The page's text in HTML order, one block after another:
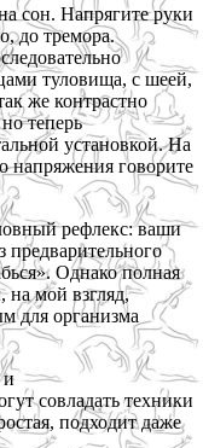
сон. Напрягите руки
до тремора.
туловища, с шеей,
же контрастно
теперь
установкой. На
напряжения говорите
рефлекс: ваши
предварительного
Однако полная
на мой взгляд,
для организма
и
совладать техники
подходит даже